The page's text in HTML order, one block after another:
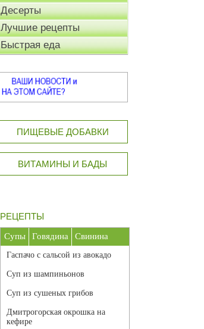
Десерты
Лучшие рецепты
Быстрая еда
ПИЩЕВЫЕ ДОБАВКИ
ВИТАМИНЫ И БАДЫ
РЕЦЕПТЫ
Супы Говядина Свинина
Гаспачо с сальсой из авокадо
Суп из шампиньонов
Суп из сушеных грибов
Дмитрогорская окрошка на
кефире